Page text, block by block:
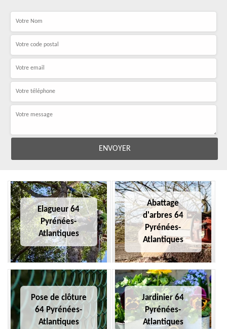
Elagueur 64
Pyrénées-
Atlantiques
Abattage
d'arbres 64
Pyrénées-
Atlantiques
Pose de clôture
64 Pyrénées-
Atlantiques
Jardinier 64
Pyrénées-
Atlantiques